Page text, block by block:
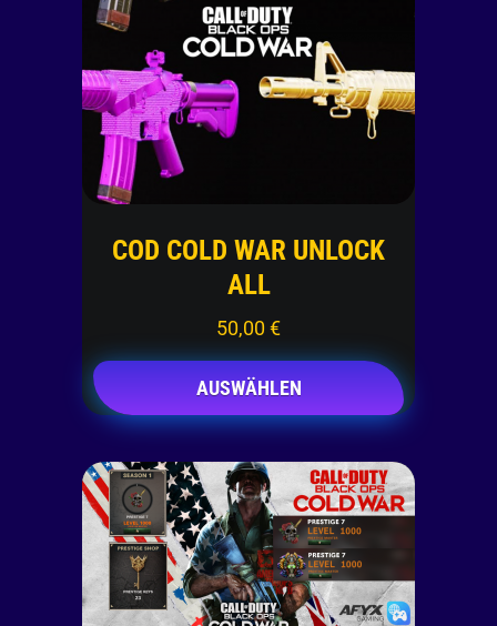
COD COLD WAR UNLOCK
ALL
50,00 €
AUSWÄHLEN